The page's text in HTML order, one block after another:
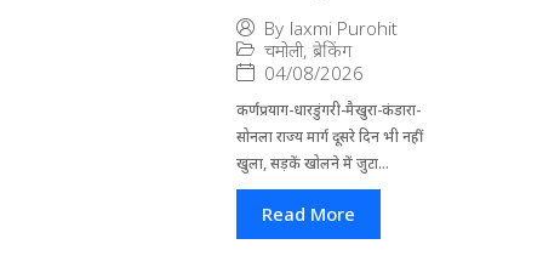
By laxmi Purohit
चमोली, ब्रेकिंग
04/08/2026
कर्णप्रयाग-धारडुंगरी-मैखुरा-कंडारा-
सोनला राज्य मार्ग दूसरे दिन भी नहीं
खुला, सड़कें खोलने में जुटा...
Read More